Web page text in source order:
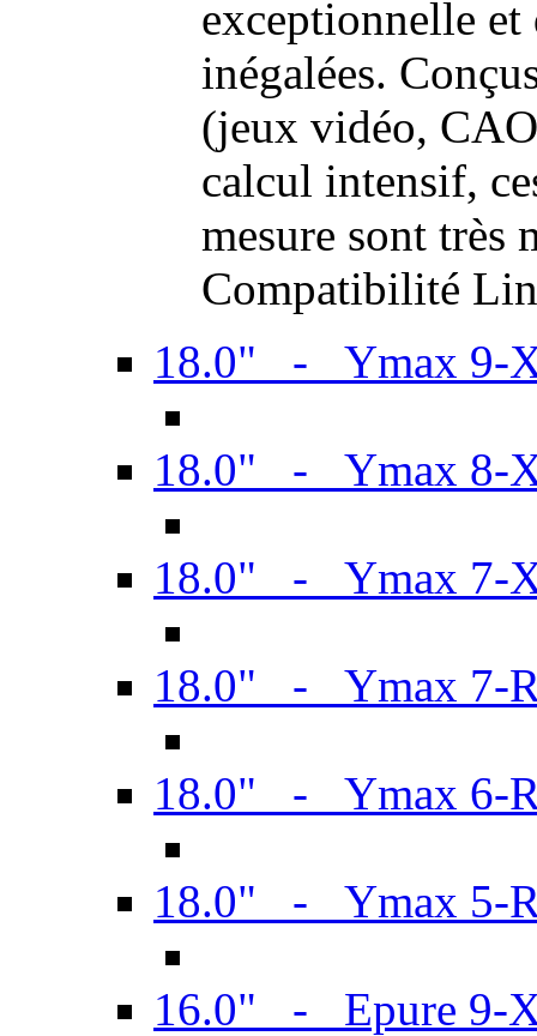
exceptionnelle et
inégalées.
(jeux vidéo,
calcul intensif,
mesure sont très
Compatibilité
18.0" - Ymax 9-
18.0" - Ymax 8-
18.0" - Ymax 7-
18.0" - Ymax 7-
18.0" - Ymax 6-
18.0" - Ymax 5-
16.0" - Epure 9-